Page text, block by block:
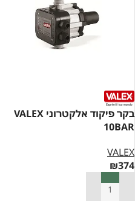
בקר פיקוד אלקטרוני VALEX
10BAR
VALEX
₪374
הוספה לסל